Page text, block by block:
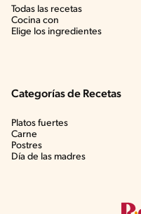
Todas las recetas
Cocina con
Elige los ingredientes
Categorías de Recetas
Platos fuertes
Carne
Postres
Día de las madres